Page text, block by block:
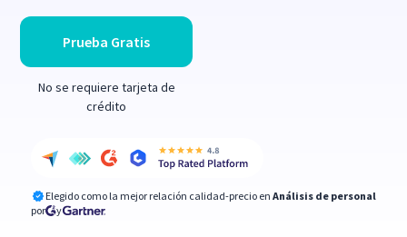
Prueba Gratis
No se requiere tarjeta de
crédito
Elegido como la mejor relación calidad-precio en Análisis de personal
por
y